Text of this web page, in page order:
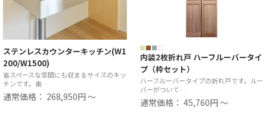
ステンレスカウンターキッチン(W1
200/W1500)
省スペースな空間にも収まるサイズのキッ
チンです。奥…
通常価格： 268,950円 ～
内装2枚折れ戸 ハーフルーバータイ
プ（枠セット）
ハーフルーバータイプの折れ戸です。ルー
バーがついて…
通常価格： 45,760円 ～